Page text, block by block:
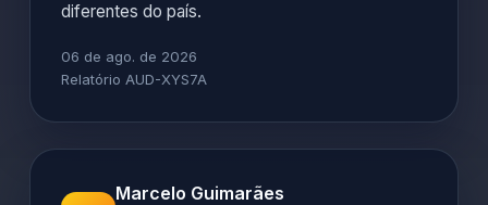
diferentes do país.
06 de ago. de 2026
Relatório AUD-XYS7A
Marcelo Guimarães